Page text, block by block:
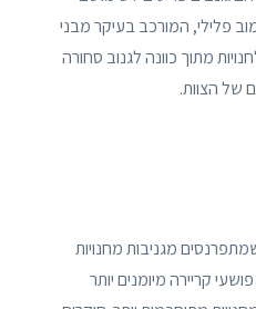
פלילי, המורכב בעיקר מבני
מתוך כוונה לגנוב סחורה
של הצוות.
מגניבות מחנויות
קריירה מיומנים יותר